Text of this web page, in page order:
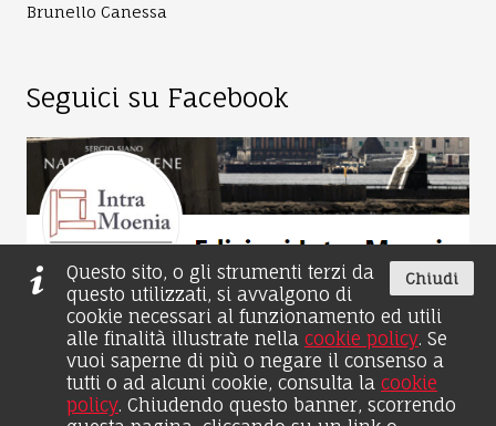
Chiudi
Questo sito, o gli strumenti terzi da
questo utilizzati, si avvalgono di
cookie necessari al funzionamento ed utili
alle finalità illustrate nella cookie policy. Se
vuoi saperne di più o negare il consenso a
tutti o ad alcuni cookie, consulta la cookie
policy. Chiudendo questo banner, scorrendo
Brunello Canessa
Seguici su Facebook
© 2026 by Edizioni Intra Moenia - Il Distico Srl - P.iva